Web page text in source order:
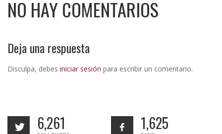
NO HAY COMENTARIOS
Deja una respuesta
Disculpa, debes iniciar sesión para escribir un comentario.
6,261 1,625